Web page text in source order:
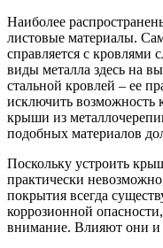
Наиболее
листовые материалы.
справляется с кровлями
виды металла здесь на
стальной кровлей – ее
исключить возможность
крыши из
подобных материалов
Поскольку устроить
практически
покрытия всегда
коррозионной
внимание. Влияют они и